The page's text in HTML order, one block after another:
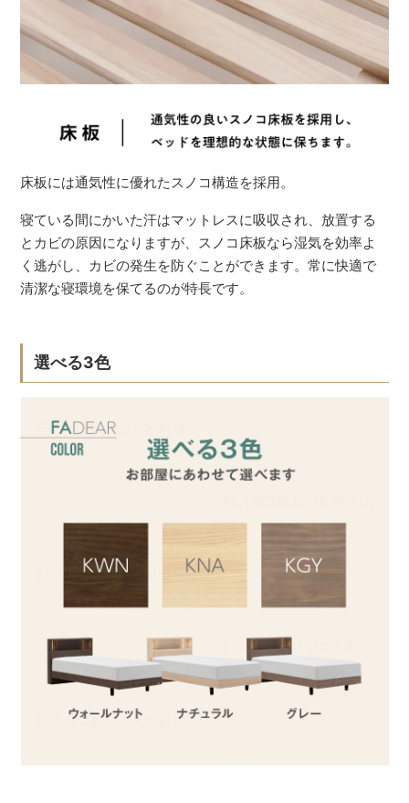
床板には通気性に優れたスノコ構造を採用。
寝ている間にかいた汗はマットレスに吸収され、放置する
とカビの原因になりますが、スノコ床板なら湿気を効率よ
く逃がし、カビの発生を防ぐことができます。常に快適で
清潔な寝環境を保てるのが特長です。
選べる3色